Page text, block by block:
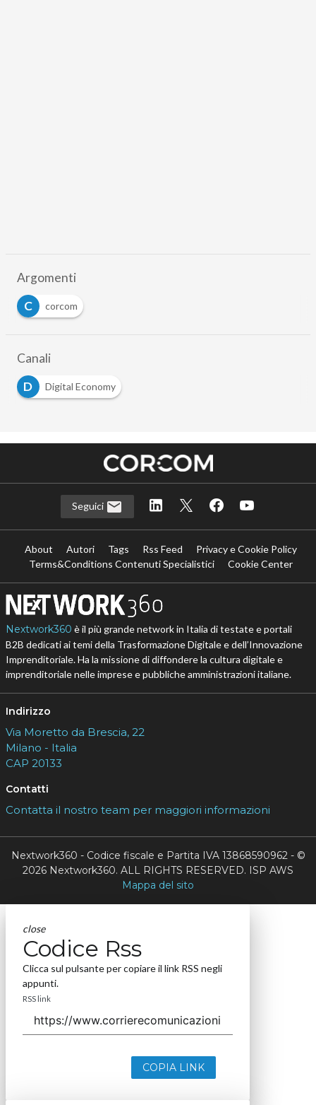
Argomenti
C
corcom
Canali
D
Digital Economy
Seguici
About Autori Tags Rss Feed
Privacy e Cookie Policy
Terms&Conditions Contenuti Specialistici
Cookie Center
Nextwork360 è il più grande network in Italia di testate e portali
B2B dedicati ai temi della Trasformazione Digitale e dell’Innovazione
Imprenditoriale. Ha la missione di diffondere la cultura digitale e
imprenditoriale nelle imprese e pubbliche amministrazioni italiane.
Indirizzo
Via Moretto da Brescia, 22
Milano - Italia
CAP 20133
Contatti
Contatta il nostro team per maggiori informazioni
Nextwork360 - Codice fiscale e Partita IVA 13868590962 - ©
2026 Nextwork360. ALL RIGHTS RESERVED. ISP AWS
Mappa del sito
close
Codice Rss
Clicca sul pulsante per copiare il link RSS negli
appunti.
RSS link
COPIA LINK